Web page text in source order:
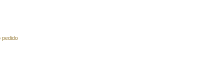
pedido